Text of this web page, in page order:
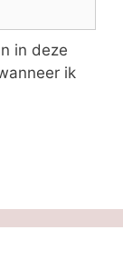
in deze
ik